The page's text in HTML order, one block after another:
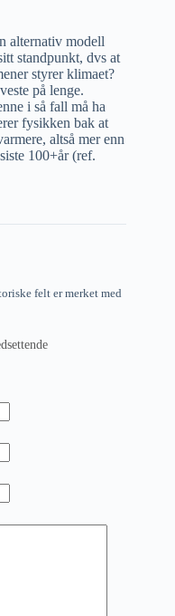
alternativ modell
standpunkt, dvs at
styrer klimaet?
på lenge.
i så fall må ha
fysikken bak at
altså mer enn
100+år (ref.
felt er merket med